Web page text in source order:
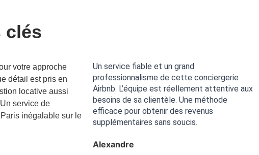
clés
votre approche
détail est pris en
locative aussi
service de
inégalable sur le
Un service fiable et un grand
professionnalisme de cette conciergerie
Airbnb. L’équipe est réellement attentive aux
besoins de sa clientèle. Une méthode
efficace pour obtenir des revenus
supplémentaires sans soucis.
Alexandre